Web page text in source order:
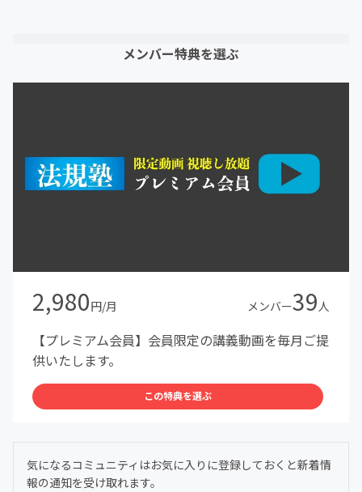
メンバー特典を選ぶ
2,980円/月 メンバー39人
【プレミアム会員】会員限定の講義動画を毎月ご提
供いたします。
この特典を選ぶ
気になるコミュニティはお気に入りに登録しておくと新着情
報の通知を受け取れます。